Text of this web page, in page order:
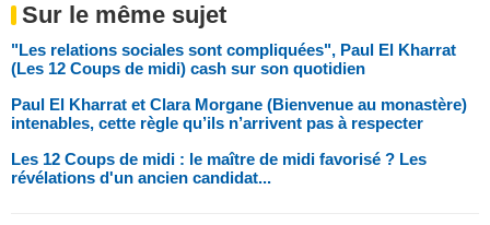
Sur le même sujet
"Les relations sociales sont compliquées", Paul El Kharrat
(Les 12 Coups de midi) cash sur son quotidien
Paul El Kharrat et Clara Morgane (Bienvenue au monastère)
intenables, cette règle qu’ils n’arrivent pas à respecter
Les 12 Coups de midi : le maître de midi favorisé ? Les
révélations d'un ancien candidat...